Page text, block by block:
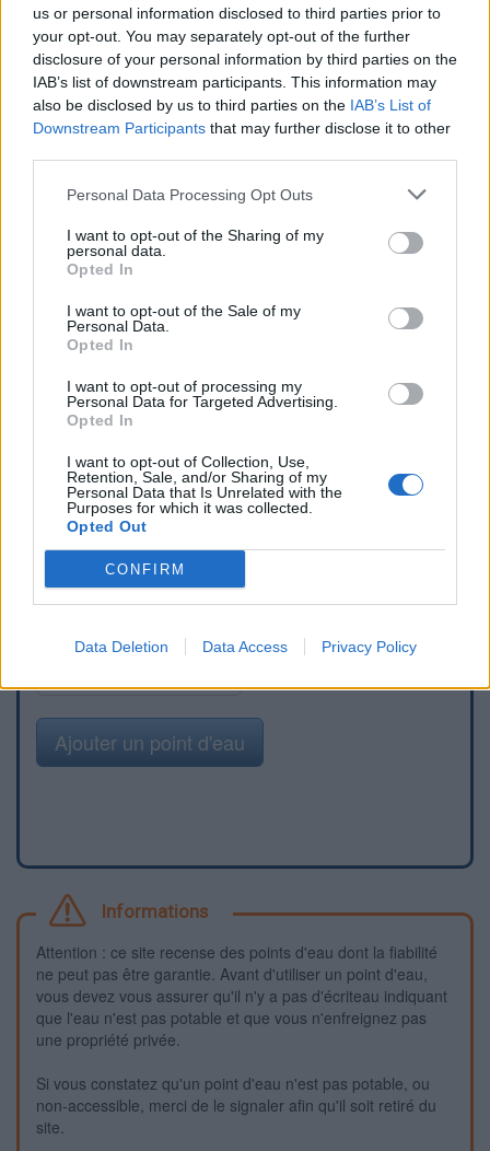
us or personal information disclosed to third parties prior to
your opt-out. You may separately opt-out of the further
disclosure of your personal information by third parties on the
IAB’s list of downstream participants. This information may
also be disclosed by us to third parties on the IAB’s List of
Downstream Participants that may further disclose it to other
Personal Data Processing Opt Outs
I want to opt-out of the Sharing of my
personal data.
Opted In
I want to opt-out of the Sale of my
Personal Data.
Opted In
I want to opt-out of processing my
Personal Data for Targeted Advertising.
Opted In
I want to opt-out of Collection, Use,
Retention, Sale, and/or Sharing of my
Personal Data that Is Unrelated with the
Purposes for which it was collected.
Opted Out
CONFIRM
Data Deletion Data Access Privacy Policy
Afficher la carte
Ajouter un point d'eau
Informations
Attention : ce site recense des points d'eau dont la fiabilité
ne peut pas être garantie. Avant d'utiliser un point d'eau,
vous devez vous assurer qu'il n'y a pas d'écriteau indiquant
que l'eau n'est pas potable et que vous n'enfreignez pas
une propriété privée.
Si vous constatez qu'un point d'eau n'est pas potable, ou
non-accessible, merci de le signaler afin qu'il soit retiré du
site.